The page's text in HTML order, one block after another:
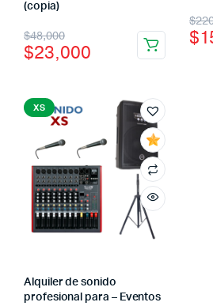
(copia)
$48,000
El
precio
era:
$48,000.
$23,000
El
precio
es:
$23,000.
$
El
$
El
XS
Alquiler de sonido
profesional para – Eventos